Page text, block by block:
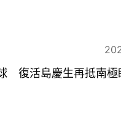
復活島慶生再抵南極